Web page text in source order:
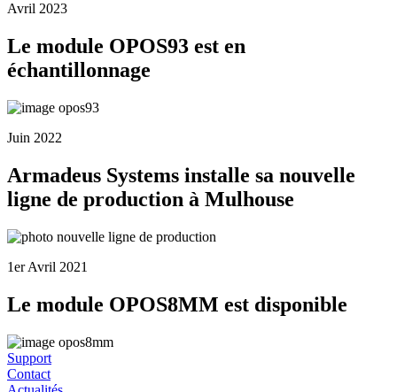
Avril 2023
Le module OPOS93 est en
échantillonnage
Juin 2022
Armadeus Systems installe sa nouvelle
ligne de production à Mulhouse
1er Avril 2021
Le module OPOS8MM est disponible
Support
Contact